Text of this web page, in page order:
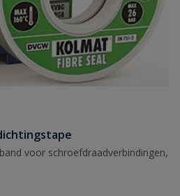
voor schroefdraadverbindingen,